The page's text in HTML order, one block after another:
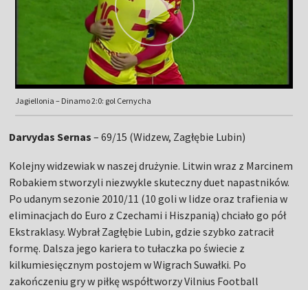
Jagiellonia – Dinamo 2:0: gol Cernycha
Darvydas Sernas– 69/15 (Widzew, Zagłębie Lubin)
Kolejny widzewiak w naszej drużynie. Litwin wraz z Marcinem
Robakiem stworzyli niezwykle skuteczny duet napastników.
Po udanym sezonie 2010/11 (10 goli w lidze oraz trafienia w
eliminacjach do Euro z Czechami i Hiszpanią) chciało go pół
Ekstraklasy. Wybrał Zagłębie Lubin, gdzie szybko zatracił
formę. Dalsza jego kariera to tułaczka po świecie z
kilkumiesięcznym postojem w Wigrach Suwałki. Po
zakończeniu gry w piłkę współtworzy Vilnius Football